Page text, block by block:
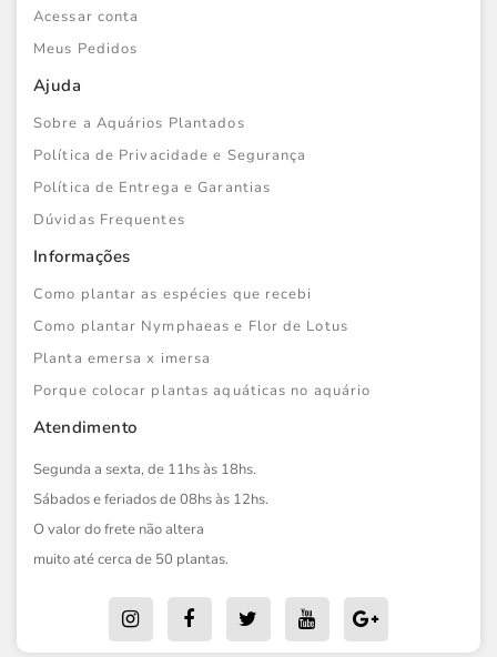
Acessar conta
Meus Pedidos
Ajuda
Sobre a Aquários Plantados
Política de Privacidade e Segurança
Política de Entrega e Garantias
Dúvidas Frequentes
Informações
Como plantar as espécies que recebi
Como plantar Nymphaeas e Flor de Lotus
Planta emersa x imersa
Porque colocar plantas aquáticas no aquário
Atendimento
Segunda a sexta, de 11hs às 18hs.
Sábados e feriados de 08hs às 12hs.
O valor do frete não altera
muito até cerca de 50 plantas.